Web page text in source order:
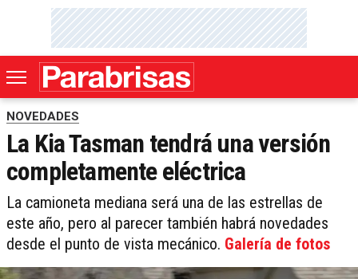
NOVEDADES
La Kia Tasman tendrá una versión
completamente eléctrica
La camioneta mediana será una de las estrellas de
este año, pero al parecer también habrá novedades
desde el punto de vista mecánico. Galería de fotos